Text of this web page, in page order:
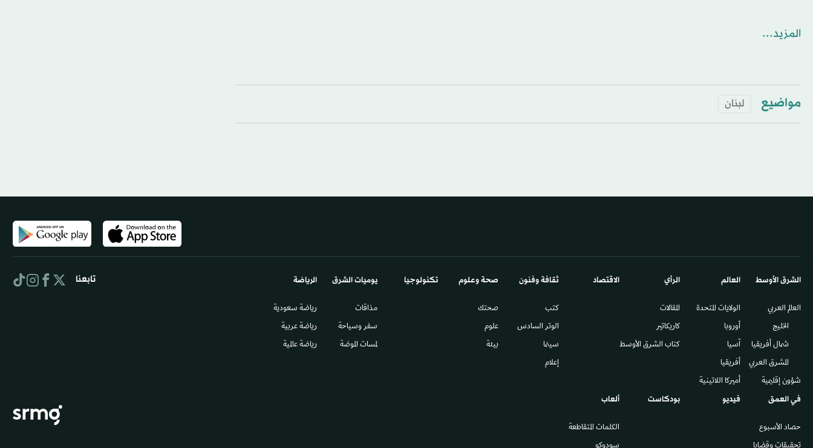
المزيد...
مواضيع لبنان
الشرق الأوسط​
العالم العربي
الخليج
شمال أفريقيا
المشرق العربي
شؤون إقليمية
العالم
الولايات المتحدة
أوروبا
آسيا
أفريقيا
أميركا اللاتينية
الرأي
المقالات
كاريكاتير
كتاب الشرق الأوسط
الاقتصاد ثقافة وفنون
كتب
الوتر السادس​
سينما
إعلام
صحة وعلوم
صحتك
علوم
بيئة
تكنولوجيا يوميات الشرق​
مذاقات
سفر وسياحة
لمسات الموضة
الرياضة
رياضة سعودية
رياضة عربية
رياضة عالمية
في العمق
حصاد الأسبوع
تحقيقات وقضايا
فيديو بودكاست ألعاب
الكلمات المتقاطعة
سودوكو
تابعنا